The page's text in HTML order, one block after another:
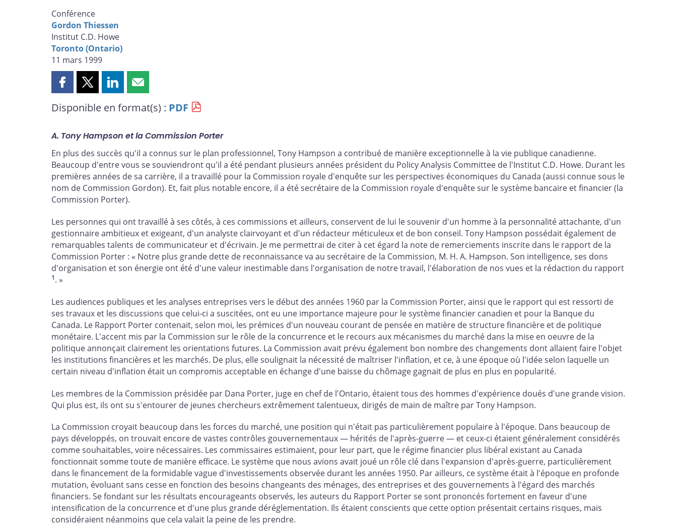
Conférence
Gordon Thiessen
Institut C.D. Howe
Toronto (Ontario)
11 mars 1999
Partager
page
Facebook
Partager
page
X
Partager
page
LinkedIn
Partager
page
courriel
Disponible en format(s) : PDF
A. Tony Hampson et la Commission Porter
En plus des succès qu'il a connus sur le plan professionnel, Tony Hampson a contribué de manière exceptionnelle à la vie publique canadienne.
Beaucoup d'entre vous se souviendront qu'il a été pendant plusieurs années président du Policy Analysis Committee de l'Institut C.D. Howe. Durant les
premières années de sa carrière, il a travaillé pour la Commission royale d'enquête sur les perspectives économiques du Canada (aussi connue sous le
nom de Commission Gordon). Et, fait plus notable encore, il a été secrétaire de la Commission royale d'enquête sur le système bancaire et financier (la
Commission Porter).
Les personnes qui ont travaillé à ses côtés, à ces commissions et ailleurs, conservent de lui le souvenir d'un homme à la personnalité attachante, d'un
gestionnaire ambitieux et exigeant, d'un analyste clairvoyant et d'un rédacteur méticuleux et de bon conseil. Tony Hampson possédait également de
remarquables talents de communicateur et d'écrivain. Je me permettrai de citer à cet égard la note de remerciements inscrite dans le rapport de la
Commission Porter : « Notre plus grande dette de reconnaissance va au secrétaire de la Commission, M. H. A. Hampson. Son intelligence, ses dons
d'organisation et son énergie ont été d'une valeur inestimable dans l'organisation de notre travail, l'élaboration de nos vues et la rédaction du rapport
1. »
Les audiences publiques et les analyses entreprises vers le début des années 1960 par la Commission Porter, ainsi que le rapport qui est ressorti de
ses travaux et les discussions que celui-ci a suscitées, ont eu une importance majeure pour le système financier canadien et pour la Banque du
Canada. Le Rapport Porter contenait, selon moi, les prémices d'un nouveau courant de pensée en matière de structure financière et de politique
monétaire. L'accent mis par la Commission sur le rôle de la concurrence et le recours aux mécanismes du marché dans la mise en oeuvre de la
politique annonçait clairement les orientations futures. La Commission avait prévu également bon nombre des changements dont allaient faire l'objet
les institutions financières et les marchés. De plus, elle soulignait la nécessité de maîtriser l'inflation, et ce, à une époque où l'idée selon laquelle un
certain niveau d'inflation était un compromis acceptable en échange d'une baisse du chômage gagnait de plus en plus en popularité.
Les membres de la Commission présidée par Dana Porter, juge en chef de l'Ontario, étaient tous des hommes d'expérience doués d'une grande vision.
Qui plus est, ils ont su s'entourer de jeunes chercheurs extrêmement talentueux, dirigés de main de maître par Tony Hampson.
La Commission croyait beaucoup dans les forces du marché, une position qui n'était pas particulièrement populaire à l'époque. Dans beaucoup de
pays développés, on trouvait encore de vastes contrôles gouvernementaux — hérités de l'après-guerre — et ceux-ci étaient généralement considérés
comme souhaitables, voire nécessaires. Les commissaires estimaient, pour leur part, que le régime financier plus libéral existant au Canada
fonctionnait somme toute de manière efficace. Le système que nous avions avait joué un rôle clé dans l'expansion d'après-guerre, particulièrement
dans le financement de la formidable vague d'investissements observée durant les années 1950. Par ailleurs, ce système était à l'époque en profonde
mutation, évoluant sans cesse en fonction des besoins changeants des ménages, des entreprises et des gouvernements à l'égard des marchés
financiers. Se fondant sur les résultats encourageants observés, les auteurs du Rapport Porter se sont prononcés fortement en faveur d'une
intensification de la concurrence et d'une plus grande déréglementation. Ils étaient conscients que cette option présentait certains risques, mais
considéraient néanmoins que cela valait la peine de les prendre.